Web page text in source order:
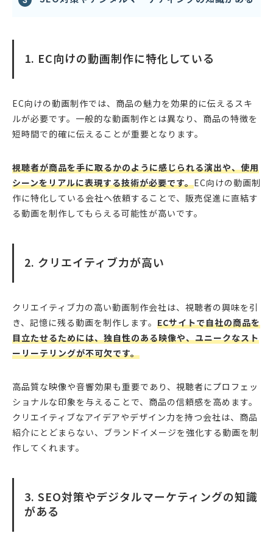
1. EC向けの動画制作に特化している
EC向けの動画制作では、商品の魅力を効果的に伝えるスキ
ルが必要です。一般的な動画制作とは異なり、商品の特徴を
短時間で的確に伝えることが重要となります。
視聴者が商品を手に取るかのように感じられる演出や、使用
シーンをリアルに表現する技術が必要です。EC向けの動画制
作に特化している会社へ依頼することで、販売促進に直結す
る動画を制作してもらえる可能性が高いです。
2. クリエイティブ力が高い
クリエイティブ力の高い動画制作会社は、視聴者の興味を引
き、記憶に残る動画を制作します。 ECサイトで自社の商品を
目立たせるためには、独自性のある映像や、ユニークなスト
ーリーテリングが不可欠です。
高品質な映像や音響効果も重要であり、視聴者にプロフェッ
ショナルな印象を与えることで、商品の信頼感を高めます。
クリエイティブなアイデアやデザイン力を持つ会社は、商品
紹介にとどまらない、ブランドイメージを強化する動画を制
作してくれます。
3. SEO対策やデジタルマーケティングの知識
がある